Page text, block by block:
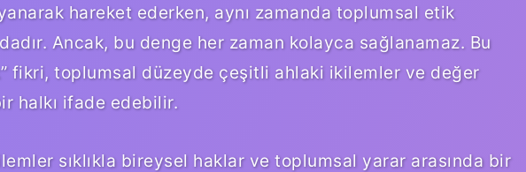
hareket ederken, aynı zamanda toplumsal etik
Ancak, bu denge her zaman kolayca sağlanamaz. Bu
fikri, toplumsal düzeyde çeşitli ahlaki ikilemler ve değer
halkı ifade edebilir.
sıklıkla bireysel haklar ve toplumsal yarar arasında bir